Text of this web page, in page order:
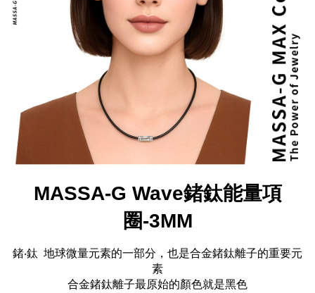
MASSA-G Wave鍺鈦能量項
圈-3MM
鍺‧鈦 地球微量元素的一部分，也是合金鍺鈦離子的重要元
素
合金鍺鈦離子最原始的顏色就是黑色